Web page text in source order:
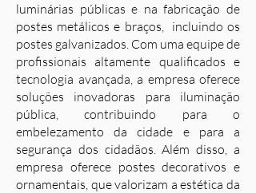
luminárias públicas e na fabricação de
postes metálicos e braços, incluindo os
postes galvanizados. Com uma equipe de
profissionais altamente qualificados e
tecnologia avançada, a empresa oferece
soluções inovadoras para iluminação
pública, contribuindo para o
embelezamento da cidade e para a
segurança dos cidadãos. Além disso, a
empresa oferece postes decorativos e
ornamentais, que valorizam a estética da